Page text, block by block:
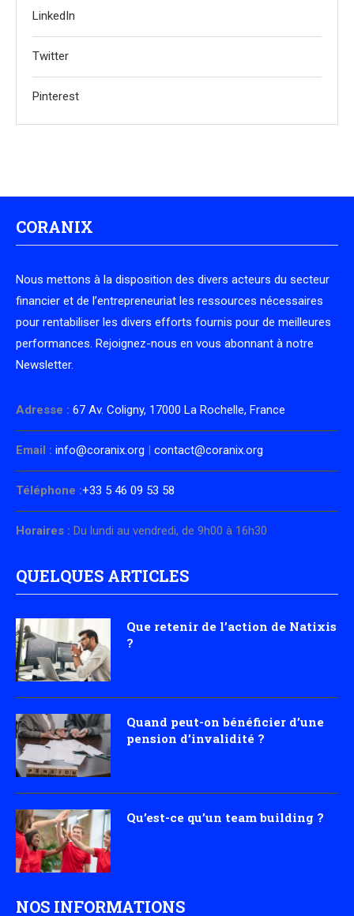
LinkedIn
Twitter
Pinterest
CORANIX
Nous mettons à la disposition des divers acteurs du secteur
financier et de l’entrepreneuriat les ressources nécessaires
pour rentabiliser les divers efforts fournis pour de meilleures
performances. Rejoignez-nous en vous abonnant à notre
Newsletter.
Adresse : 67 Av. Coligny, 17000 La Rochelle, France
Email : info@coranix.org contact@coranix.org
Téléphone :+33 5 46 09 53 58
Horaires : Du lundi au vendredi, de 9h00 à 16h30
QUELQUES ARTICLES
Que retenir de l’action de Natixis
?
Quand peut-on bénéficier d’une
pension d’invalidité ?
Qu’est-ce qu’un team building ?
NOS INFORMATIONS